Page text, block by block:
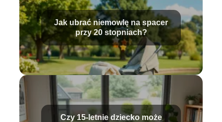
Jak ubrać niemowlę na spacer
przy 20 stopniach?
Czy 15-letnie dziecko może